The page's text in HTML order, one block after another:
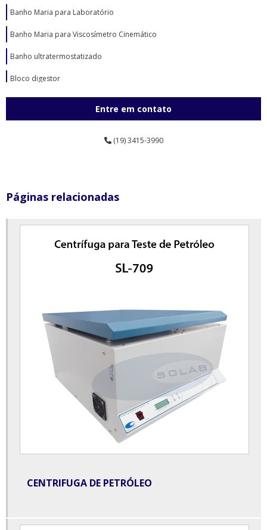
Banho Maria para Laboratório
Banho Maria para Viscosímetro Cinemático
Banho ultratermostatizado
Bloco digestor
Britador de mandíbulas laboratório em sp
Britador de mandíbulas para laboratório
Câmara incubadora bod
Centrífuga de bancada para laboratório
Centrífuga de laboratório
Centrífuga laboratório preço
Centrífuga para butirômetro
Centrífuga para laboratório preço
Comprar equipamentos para laboratório de análises clínicas
Entre em contato
(19) 3415-3990
Páginas relacionadas
CENTRIFUGA DE PETRÓLEO